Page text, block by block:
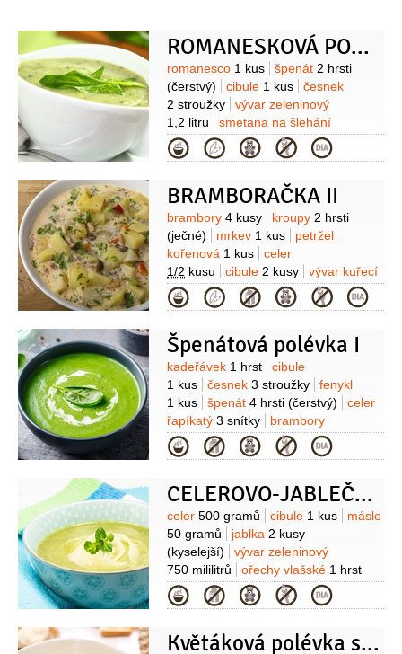
ROMANESKOVÁ POLÉVKA SE ŠPENÁTEM
Suroviny
romanesco 1 kus špenát 2 hrsti
(čerstvý)
cibule 1 kus
česnek
2 stroužky
vývar zeleninový
1,2 litru
smetana na šlehání
100 mililitrů
olej olivový
3 lžíce
sůl pepř
Kategorie
BRAMBORAČKA II
Suroviny
brambory 4 kusy kroupy 2 hrsti
(ječné)
mrkev 1 kus
petržel
kořenová 1 kus
celer
1/2 kusu cibule 2 kusy
vývar kuřecí
1,2 litru
houby sušené
2 hrsti
mouka pšeničná hladká
Kategorie
Špenátová polévka I
Suroviny
kadeřávek 1 hrst
cibule
1 kus
česnek 3 stroužky
fenykl
1 kus
špenát 4 hrsti (čerstvý)
celer
řapíkatý 3 snítky
brambory
1 kus
vývar kuřecí1,2 litru
limetková(na dochucení)
Kategorie
CELEROVO-JABLEČNÁ POLÉVKA
Suroviny
celer 500 gramů cibule 1 kus
máslo
50 gramů
jablka 2 kusy
(kyselejší)
vývar zeleninový
750 mililitrů
ořechy vlašské 1 hrst
(menší)
slanina
50 gramů
(prorostlejší)
chléb kváskový
zakápnutí)
Kategorie
Květáková polévka s cizrnou